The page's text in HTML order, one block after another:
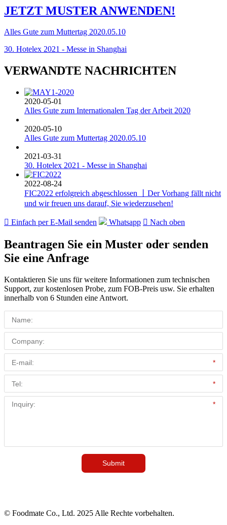
JETZT MUSTER ANWENDEN!
Alles Gute zum Muttertag 2020.05.10
30. Hotelex 2021 - Messe in Shanghai
VERWANDTE NACHRICHTEN
2020-05-01
Alles Gute zum Internationalen Tag der Arbeit 2020
2020-05-10
Alles Gute zum Muttertag 2020.05.10
2021-03-31
30. Hotelex 2021 - Messe in Shanghai
2022-08-24
FIC2022 erfolgreich abgeschlossen 丨Der Vorhang fällt nicht
und wir freuen uns darauf, Sie wiederzusehen!
 Einfach per E-Mail senden Whatsapp  Nach oben
Beantragen Sie ein Muster oder senden
Sie eine Anfrage
Kontaktieren Sie uns für weitere Informationen zum technischen
Support, zur kostenlosen Probe, zum FOB-Preis usw. Sie erhalten
innerhalb von 6 Stunden eine Antwort.
© Foodmate Co., Ltd. 2025 Alle Rechte vorbehalten.